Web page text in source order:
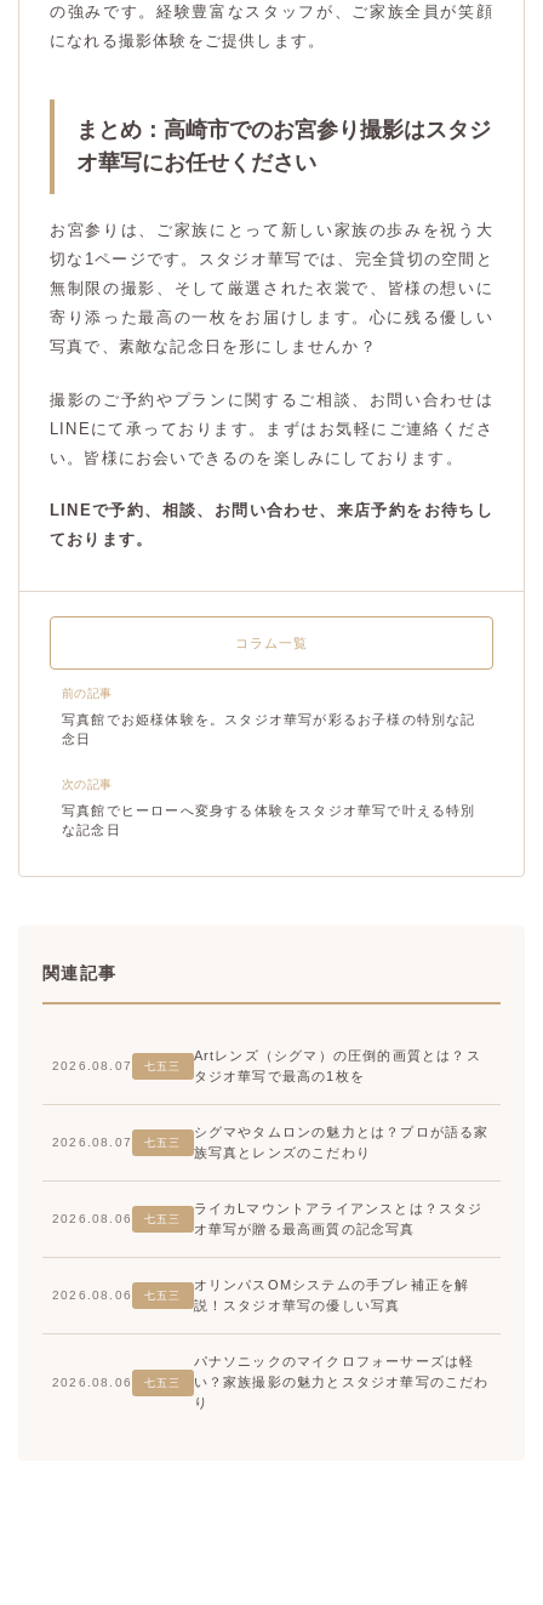
の強みです。経験豊富なスタッフが、ご家族全員が笑顔
になれる撮影体験をご提供します。
まとめ：高崎市でのお宮参り撮影はスタジ
オ華写にお任せください
お宮参りは、ご家族にとって新しい家族の歩みを祝う大
切な1ページです。スタジオ華写では、完全貸切の空間と
無制限の撮影、そして厳選された衣裳で、皆様の想いに
寄り添った最高の一枚をお届けします。心に残る優しい
写真で、素敵な記念日を形にしませんか？
撮影のご予約やプランに関するご相談、お問い合わせは
LINEにて承っております。まずはお気軽にご連絡くださ
い。皆様にお会いできるのを楽しみにしております。
LINEで予約、相談、お問い合わせ、来店予約をお待ちし
ております。
前の記事
写真館でお姫様体験を。スタジオ華写が彩るお子様の特別な記
念日
コラム一覧
次の記事
写真館でヒーローへ変身する体験をスタジオ華写で叶える特別
な記念日
関連記事
2026.08.07 七五三
Artレンズ（シグマ）の圧倒的画質とは？ス
タジオ華写で最高の1枚を
2026.08.07 七五三
シグマやタムロンの魅力とは？プロが語る家
族写真とレンズのこだわり
2026.08.06 七五三
ライカLマウントアライアンスとは？スタジ
オ華写が贈る最高画質の記念写真
2026.08.06 七五三
オリンパスOMシステムの手ブレ補正を解
説！スタジオ華写の優しい写真
2026.08.06 七五三
パナソニックのマイクロフォーサーズは軽
い？家族撮影の魅力とスタジオ華写のこだわ
り